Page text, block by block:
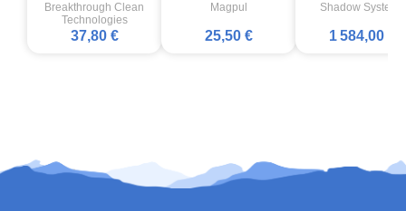
Breakthrough Clean
Technologies
37,80 €
Magpul
25,50 €
Shadow Systems
1 584,00 €